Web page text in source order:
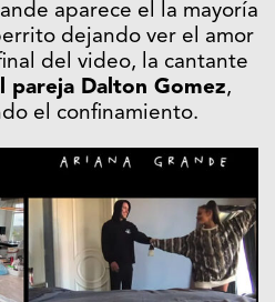
aparece el la mayoría
dejando ver el amor
del video, la cantante
pareja Dalton Gomez,
el confinamiento.